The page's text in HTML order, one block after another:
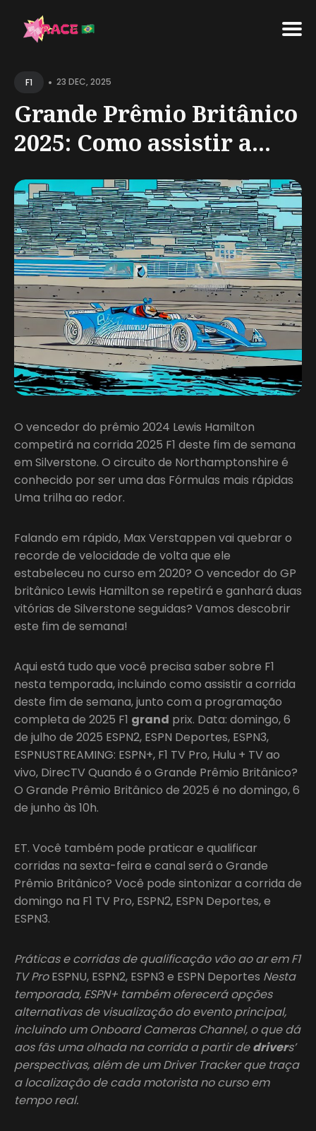
for
F1 • 23 DEC, 2025
Grande Prêmio Britânico
2025: Como assistir a...
O vencedor do prêmio 2024 Lewis Hamilton
competirá na corrida 2025 F1 deste fim de semana
em Silverstone. O circuito de Northamptonshire é
conhecido por ser uma das Fórmulas mais rápidas
Uma trilha ao redor.
Falando em rápido, Max Verstappen vai quebrar o
recorde de velocidade de volta que ele
estabeleceu no curso em 2020? O vencedor do GP
britânico Lewis Hamilton se repetirá e ganhará duas
vitórias de Silverstone seguidas? Vamos descobrir
este fim de semana!
Aqui está tudo que você precisa saber sobre F1
nesta temporada, incluindo como assistir a corrida
deste fim de semana, junto com a programação
completa de 2025 F1 grand prix. Data: domingo, 6
de julho de 2025 ESPN2, ESPN Deportes, ESPN3,
ESPNUSTREAMING: ESPN+, F1 TV Pro, Hulu + TV ao
vivo, DirecTV Quando é o Grande Prêmio Britânico?
O Grande Prêmio Britânico de 2025 é no domingo, 6
de junho às 10h.
ET. Você também pode praticar e qualificar
corridas na sexta-feira e canal será o Grande
Prêmio Britânico? Você pode sintonizar a corrida de
domingo na F1 TV Pro, ESPN2, ESPN Deportes, e
ESPN3.
Práticas e corridas de qualificação vão ao ar em F1
TV ProESPNU, ESPN2, ESPN3 e ESPN Deportes Nesta
temporada, ESPN+ também oferecerá opções
alternativas de visualização do evento principal,
incluindo um Onboard Cameras Channel, o que dá
aos fãs uma olhada na corrida a partir dedrivers’
perspectivas, além de um Driver Tracker que traça
a localização de cada motorista no curso em
tempo real.